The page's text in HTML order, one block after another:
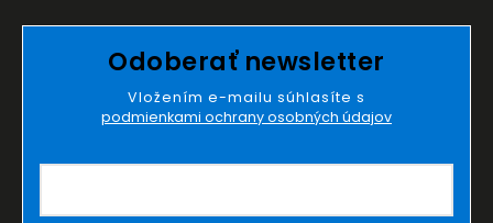
Odoberať newsletter
Vložením e-mailu súhlasíte s
podmienkami ochrany osobných údajov